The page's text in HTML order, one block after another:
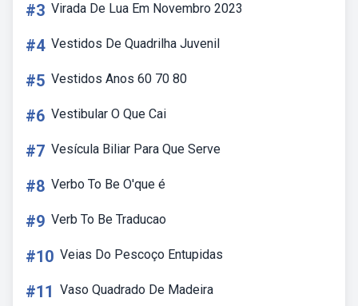
#3 Virada De Lua Em Novembro 2023
#4 Vestidos De Quadrilha Juvenil
#5 Vestidos Anos 60 70 80
#6 Vestibular O Que Cai
#7 Vesícula Biliar Para Que Serve
#8 Verbo To Be O'que é
#9 Verb To Be Traducao
#10 Veias Do Pescoço Entupidas
#11 Vaso Quadrado De Madeira